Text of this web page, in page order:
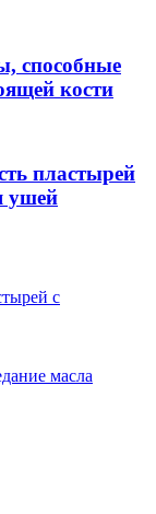
способные
кости
пластырей
ушей
с
масла